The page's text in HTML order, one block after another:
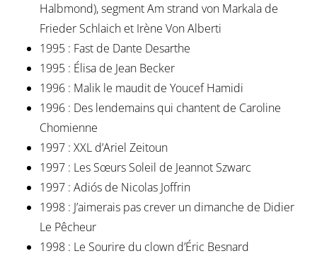
Halbmond), segment Am strand von Markala de
Frieder Schlaich et Irène Von Alberti
1995 : Fast de Dante Desarthe
1995 : Élisa de Jean Becker
1996 : Malik le maudit de Youcef Hamidi
1996 : Des lendemains qui chantent de Caroline
Chomienne
1997 : XXL d’Ariel Zeitoun
1997 : Les Sœurs Soleil de Jeannot Szwarc
1997 : Adiós de Nicolas Joffrin
1998 : J’aimerais pas crever un dimanche de Didier
Le Pêcheur
1998 : Le Sourire du clown d’Éric Besnard